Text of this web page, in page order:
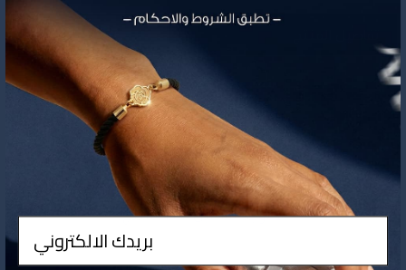
لا توجد تفاصيل لهذا المنتج ادخال